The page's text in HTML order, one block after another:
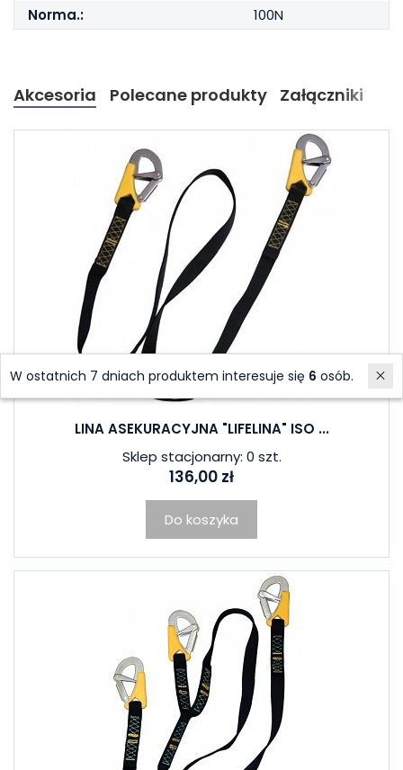
Norma.:
100N
Akcesoria Polecane produkty Załączniki
LINA ASEKURACYJNA "LIFELINA" ISO ...
Sklep stacjonarny: 0 szt.
136,00 zł
Do koszyka
W ostatnich 7 dniach produktem interesuje się 6 osób.